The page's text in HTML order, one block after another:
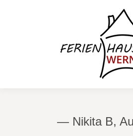
— Nikita B,